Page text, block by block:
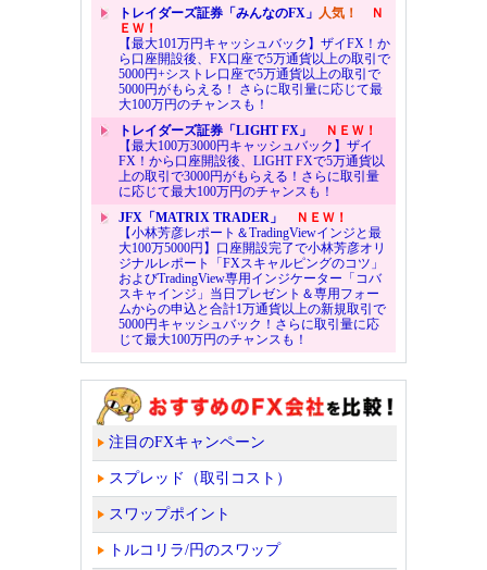
トレイダーズ証券「みんなのFX」 人気！
Ｎ
ＥＷ！
【最大101万円キャッシュバック】ザイFX！か
ら口座開設後、FX口座で5万通貨以上の取引で
5000円+シストレ口座で5万通貨以上の取引で
5000円がもらえる！ さらに取引量に応じて最
大100万円のチャンスも！
トレイダーズ証券「LIGHT FX」
ＮＥＷ！
【最大100万3000円キャッシュバック】ザイ
FX！から口座開設後、LIGHT FXで5万通貨以
上の取引で3000円がもらえる！さらに取引量
に応じて最大100万円のチャンスも！
JFX「MATRIX TRADER」
ＮＥＷ！
【小林芳彦レポート＆TradingViewインジと最
大100万5000円】口座開設完了で小林芳彦オリ
ジナルレポート「FXスキャルピングのコツ」
およびTradingView専用インジケーター「コバ
スキャインジ」当日プレゼント＆専用フォー
ムからの申込と合計1万通貨以上の新規取引で
5000円キャッシュバック！さらに取引量に応
じて最大100万円のチャンスも！
注目のFXキャンペーン
スプレッド（取引コスト）
スワップポイント
トルコリラ/円のスワップ